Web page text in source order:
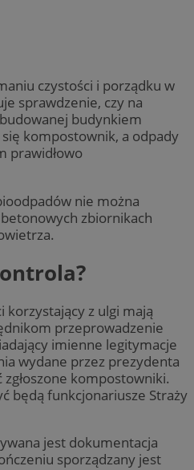
czystości i porządku w
sprawdzenie, czy na
budynkiem
kompostownik, a odpady
prawidłowo
nie można
zbiornikach
korzystający z ulgi mają
przeprowadzenie
imienne legitymacje
wydane przez prezydenta
kompostowniki.
będą funkcjonariusze Straży
jest dokumentacja
sporządzany jest